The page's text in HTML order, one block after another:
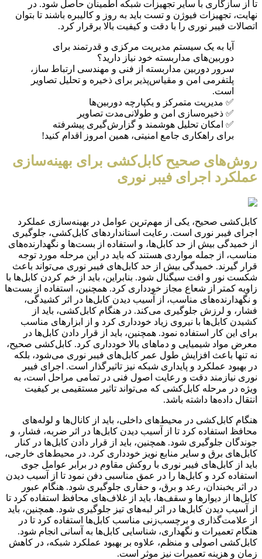
تا از سازگاری با سایر تجهیزات شبکه اطمینان حاصل شود. در
نهایت، تجهیزات فیوژن و تست باید به روز و کالیبره باشند تا بتوان
اتصالات فیبر نوری را با دقت و کیفیت بالا برقرار کرد.
آیا به یک سیستم مدیریت مرکزی و قدرتمند برای
دوربین‌های مداربسته خود نیاز دارید؟
سرور دوربین مداربسته از فنی و مهندسی ارتباط ساز،
پلتفرمی امن و مقیاس‌پذیر برای ذخیره و تحلیل تصاویر
است.
✅ مدیریت متمرکز و یکپارچه دوربین‌ها
✅ ذخیره‌سازی امن و طولانی‌مدت تصاویر
✅ امکان تحلیل هوشمند و گزارش‌گیری پیشرفته
برای راهکاری جامع امنیتی، همین امروز اقدام کنید!
روش‌های صحیح کابل‌کشی برای بهینه‌سازی
عملکرد اجرای فیبر نوری
کابل‌کشی صحیح، یکی از مهم‌ترین عوامل در بهینه‌سازی عملکرد
اجرای فیبر نوری است. رعایت استانداردهای کابل‌کشی، جلوگیری
از خمیدگی بیش از حد کابل‌ها، و استفاده از بست‌ها و نگهدارنده‌های
مناسب، از جمله مواردی هستند که باید در این مرحله مورد توجه
قرار گیرند. خمیدگی بیش از حد کابل‌های فیبر نوری می‌تواند باعث
شکست نور و افت سیگنال شود. بنابراین، باید از خم کردن کابل‌ها با
زاویه کمتر از شعاع مجاز خودداری کرد. همچنین، استفاده از بست‌ها
و نگهدارنده‌های مناسب، از آسیب دیدن کابل‌ها در اثر کشیدگی،
فشار، و لرزش جلوگیری می‌کند. در هنگام کابل‌کشی، باید از
کشیدن کابل‌ها با نیروی زیاد خودداری کرد و از ابزارهای مناسب
برای این کار استفاده نمود. همچنین، باید از قرار دادن کابل‌ها در
معرض مواد شیمیایی و دماهای بالا خودداری کرد. کابل‌کشی صحیح،
نه تنها باعث افزایش طول عمر کابل‌های فیبر نوری می‌شود، بلکه
در بهبود عملکرد و پایداری شبکه نیز تاثیرگذار است. اجرای فیبر
نوری نیازمند دقت و رعایت اصول فنی در تمامی مراحل است، به
ویژه در مرحله کابل‌کشی که می‌تواند تاثیر مستقیمی بر کیفیت
انتقال داده‌ها داشته باشد.
هنگام کابل‌کشی در محیط‌های داخلی، باید از کانال‌ها و لوله‌های
محافظ استفاده کرد تا از آسیب دیدن کابل‌ها در اثر ضربه، فشار، و
جوندگان جلوگیری شود. همچنین، باید از قرار دادن کابل‌ها در کنار
کابل‌های برق و سایر منابع نویز خودداری کرد. در محیط‌های خارجی،
باید از کابل‌های فیبر نوری با روکش مقاوم در برابر عوامل جوی
استفاده کرد و کابل‌ها را در عمق مناسبی دفن نمود تا از آسیب دیدن
در اثر یخبندان، رعد و برق، و حفاری جلوگیری شود. هنگام عبور
کابل‌ها از دیوارها و سقف‌ها، باید از غلاف‌های محافظ استفاده کرد تا
از آسیب دیدن کابل‌ها در اثر لبه‌های تیز جلوگیری شود. همچنین، باید
از علامت‌گذاری و برچسب‌زنی مناسب کابل‌ها استفاده کرد تا در
هنگام تعمیرات و نگهداری، شناسایی کابل‌ها به آسانی انجام شود.
کابل‌کشی اصولی و منظم، علاوه بر بهبود عملکرد شبکه، در کاهش
زمان و هزینه تعمیرات نیز موثر است.